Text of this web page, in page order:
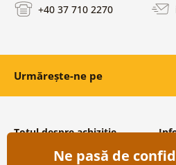
+40 37 710 2270
Urmărește-ne pe
Totul despre achiziție
Condiții și termeni generali
Ne pasă de